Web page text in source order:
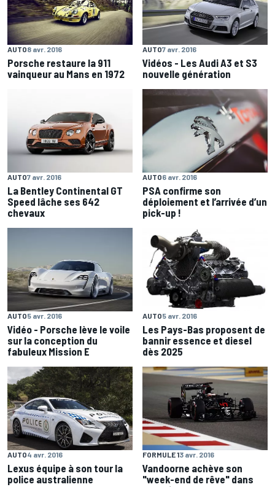
AUTO8 avr. 2016
Porsche restaure la 911
vainqueur au Mans en 1972
AUTO7 avr. 2016
Vidéos - Les Audi A3 et S3
nouvelle génération
AUTO7 avr. 2016
La Bentley Continental GT
Speed lâche ses 642
chevaux
AUTO6 avr. 2016
PSA confirme son
déploiement et l’arrivée d’un
pick-up !
AUTO5 avr. 2016
Vidéo - Porsche lève le voile
sur la conception du
fabuleux Mission E
AUTO5 avr. 2016
Les Pays-Bas proposent de
bannir essence et diesel
dès 2025
AUTO4 avr. 2016
Lexus équipe à son tour la
police australienne
FORMULE 13 avr. 2016
Vandoorne achève son
"week-end de rêve" dans